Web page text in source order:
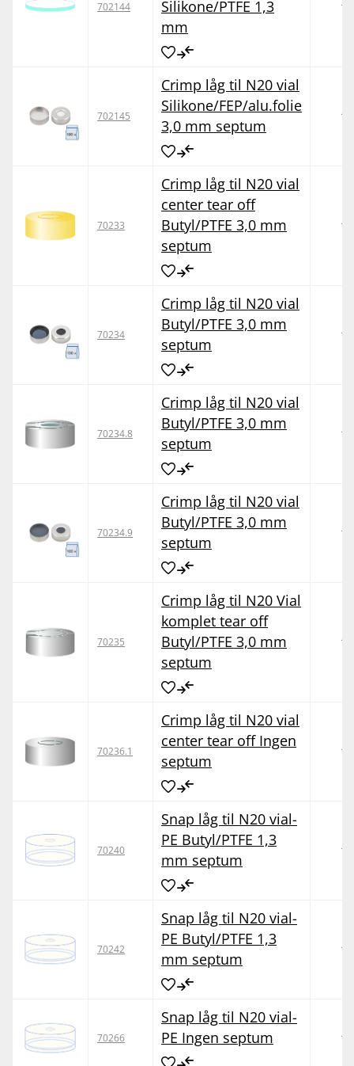
702144
Silikone/PTFE 1,3
mm
702145
Crimp låg til N20 vial
Silikone/FEP/alu.folie
3,0 mm septum
70233
Crimp låg til N20 vial
center tear off
Butyl/PTFE 3,0 mm
septum
70234
Crimp låg til N20 vial
Butyl/PTFE 3,0 mm
septum
70234.8
Crimp låg til N20 vial
Butyl/PTFE 3,0 mm
septum
70234.9
Crimp låg til N20 vial
Butyl/PTFE 3,0 mm
septum
70235
Crimp låg til N20 Vial
komplet tear off
Butyl/PTFE 3,0 mm
septum
70236.1
Crimp låg til N20 vial
center tear off Ingen
septum
70240
Snap låg til N20 vial-
PE Butyl/PTFE 1,3
mm septum
70242
Snap låg til N20 vial-
PE Butyl/PTFE 1,3
mm septum
70266
Snap låg til N20 vial-
PE Ingen septum